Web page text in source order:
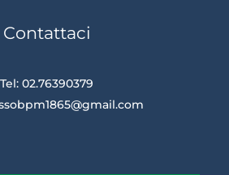
Contattaci
Tel: 02.76390379